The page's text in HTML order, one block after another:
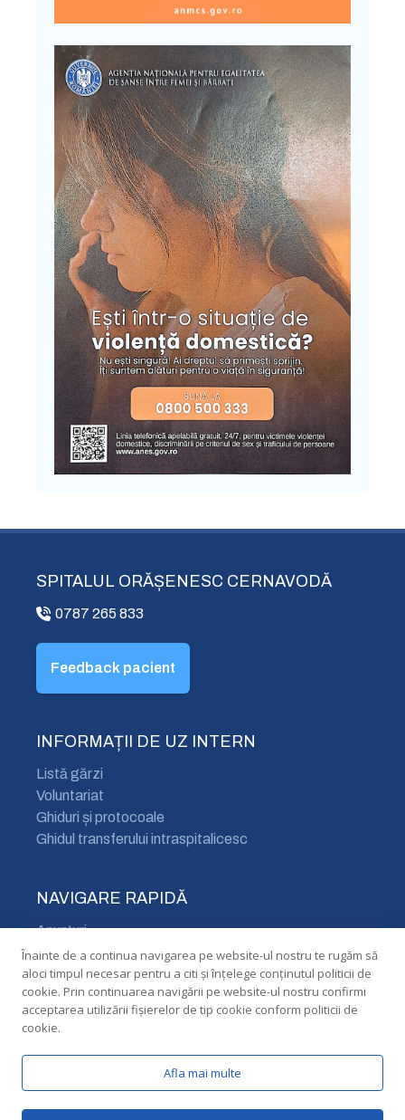
SPITALUL ORĂȘENESC CERNAVODĂ
0787 265 833
Feedback pacient
INFORMAȚII DE UZ INTERN
Listă gărzi
Voluntariat
Ghiduri și protocoale
Ghidul transferului intraspitalicesc
NAVIGARE RAPIDĂ
Anunțuri
Cariere
Declarații de avere și interese
Acces nevăzători
© 2026Spitalul Orășenesc Cernavodă
Înainte de a continua navigarea pe website-ul nostru te rugăm să
aloci timpul necesar pentru a citi și înțelege conținutul politicii de
cookie. Prin continuarea navigării pe website-ul nostru confirmi
acceptarea utilizării fişierelor de tip cookie conform politicii de
cookie.
Afla mai multe